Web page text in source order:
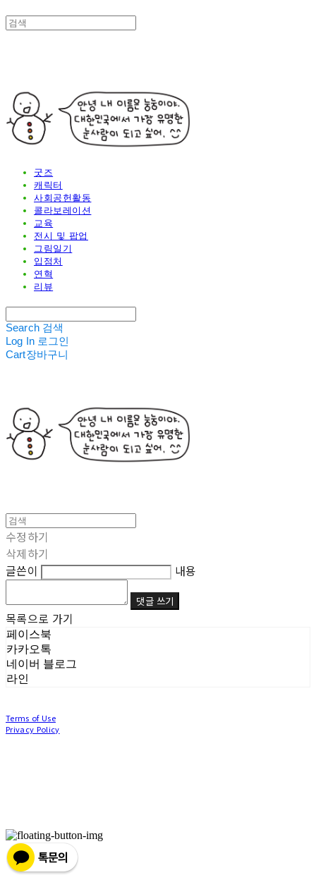
굿즈
캐릭터
사회공헌활동
콜라보레이션
교육
전시 및 팝업
그림일기
입점처
연혁
리뷰
Search 검색
Log In 로그인
Cart장바구니
수정하기
삭제하기
글쓴이
내용
댓글 쓰기
목록으로 가기
페이스북
카카오톡
네이버 블로그
라인
Terms of Use
Privacy Policy